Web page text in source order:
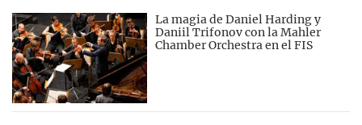
La magia de Daniel Harding y
Daniil Trifonov con la Mahler
Chamber Orchestra en el FIS